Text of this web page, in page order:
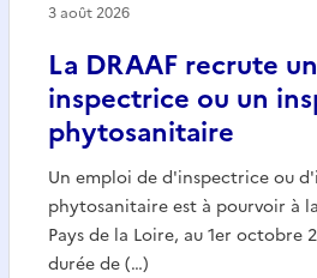
La DRAAF recrute
inspectrice ou un
phytosanitaire
Un emploi de d'inspectrice ou
phytosanitaire est à pourvoir à
Pays de la Loire, au 1er octobre
durée de (…)
3 août 2026